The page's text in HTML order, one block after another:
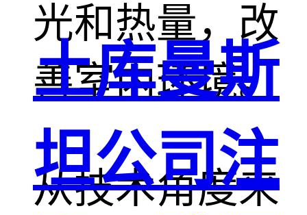
光和热量，改
善室内环境。
从技术角度来
土库曼斯
坦公司注